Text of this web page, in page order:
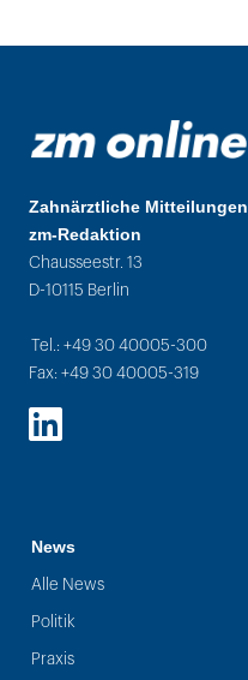
Zahnärztliche Mitteilungen
zm-Redaktion
Chausseestr. 13
D-10115 Berlin
Tel.: +49 30 40005-300
Fax: +49 30 40005-319
LinkedIn
News
Alle News
Politik
Praxis